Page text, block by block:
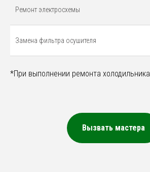
Ремонт электросхемы
Замена фильтра осушителя
*При выполнении ремонта холодильника
Вызвать мастера